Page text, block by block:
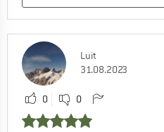
Luit
31.08.2023
0 0